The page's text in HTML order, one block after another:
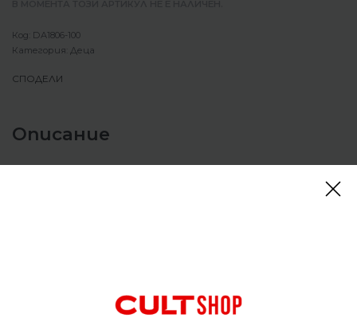
DA1806-100
Категория: Деца
СПОДЕЛИ
Описание
емблематичната ни марка с любимите си обувки